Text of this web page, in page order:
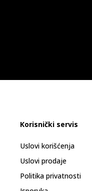
Korisnički servis
Uslovi korišćenja
Uslovi prodaje
Politika privatnosti